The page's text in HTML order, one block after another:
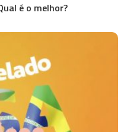
é o melhor?